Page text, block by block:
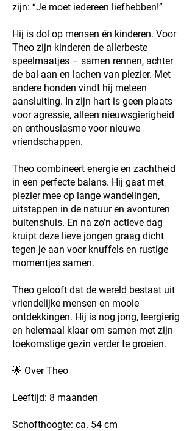
zijn: “Je moet iedereen liefhebben!”
Hij is dol op mensen én kinderen. Voor
Theo zijn kinderen de allerbeste
speelmaatjes – samen rennen, achter
de bal aan en lachen van plezier. Met
andere honden vindt hij meteen
aansluiting. In zijn hart is geen plaats
voor agressie, alleen nieuwsgierigheid
en enthousiasme voor nieuwe
vriendschappen.
Theo combineert energie en zachtheid
in een perfecte balans. Hij gaat met
plezier mee op lange wandelingen,
uitstappen in de natuur en avonturen
buitenshuis. En na zo’n actieve dag
kruipt deze lieve jongen graag dicht
tegen je aan voor knuffels en rustige
momentjes samen.
Theo gelooft dat de wereld bestaat uit
vriendelijke mensen en mooie
ontdekkingen. Hij is nog jong, leergierig
en helemaal klaar om samen met zijn
toekomstige gezin verder te groeien.
🌟 Over Theo
Leeftijd: 8 maanden
Schofthoogte: ca. 54 cm